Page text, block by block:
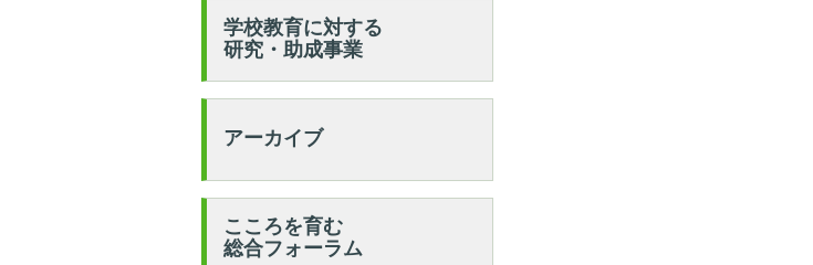
学校教育に対する
研究・助成事業
アーカイブ
こころを育む
総合フォーラム